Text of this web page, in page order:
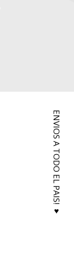
ENVIOS A TODO EL PAIS! ♥